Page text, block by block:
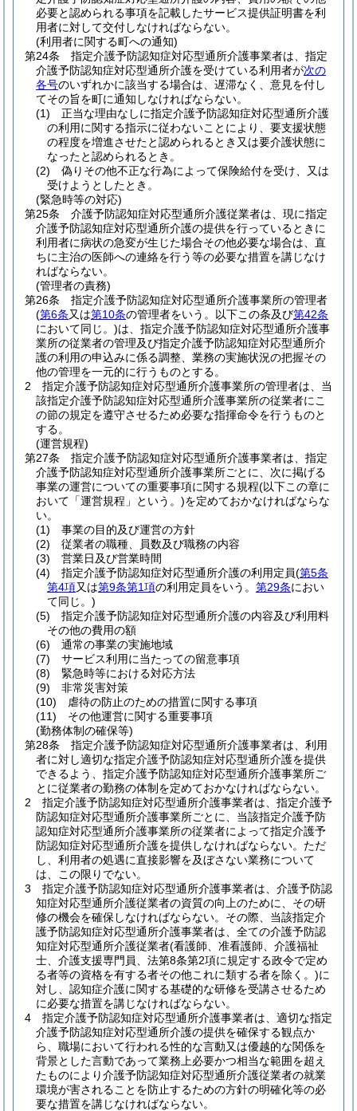
必要と認められる事項を記載したサービス提供証明書を利
用者に対して交付しなければならない。
(利用者に関する町への通知)
第24条
指定介護予防認知症対応型通所介護事業者は、指定
介護予防認知症対応型通所介護を受けている利用者が次の
各号のいずれかに該当する場合は、遅滞なく、意見を付し
てその旨を町に通知しなければならない。
(1)
正当な理由なしに指定介護予防認知症対応型通所介護
の利用に関する指示に従わないことにより、要支援状態
の程度を増進させたと認められるとき又は要介護状態に
なったと認められるとき。
(2)
偽りその他不正な行為によって保険給付を受け、又は
受けようとしたとき。
(緊急時等の対応)
第25条
介護予防認知症対応型通所介護従業者は、現に指定
介護予防認知症対応型通所介護の提供を行っているときに
利用者に病状の急変が生じた場合その他必要な場合は、直
ちに主治の医師への連絡を行う等の必要な措置を講じなけ
ればならない。
(管理者の責務)
第26条
指定介護予防認知症対応型通所介護事業所の管理者
(第6条又は第10条の管理者をいう。以下この条及び第42条
において同じ。)は、指定介護予防認知症対応型通所介護事
業所の従業者の管理及び指定介護予防認知症対応型通所介
護の利用の申込みに係る調整、業務の実施状況の把握その
他の管理を一元的に行うものとする。
2
指定介護予防認知症対応型通所介護事業所の管理者は、当
該指定介護予防認知症対応型通所介護事業所の従業者にこ
の節の規定を遵守させるため必要な指揮命令を行うものと
する。
(運営規程)
第27条
指定介護予防認知症対応型通所介護事業者は、指定
介護予防認知症対応型通所介護事業所ごとに、次に掲げる
事業の運営についての重要事項に関する規程(以下この章に
おいて「運営規程」という。)を定めておかなければならな
い。
(1)
事業の目的及び運営の方針
(2)
従業者の職種、員数及び職務の内容
(3)
営業日及び営業時間
(4)
指定介護予防認知症対応型通所介護の利用定員(第5条
第4項又は第9条第1項の利用定員をいう。 第29条におい
て同じ。)
(5)
指定介護予防認知症対応型通所介護の内容及び利用料
その他の費用の額
(6)
通常の事業の実施地域
(7)
サービス利用に当たっての留意事項
(8)
緊急時等における対応方法
(9)
非常災害対策
(10)
虐待の防止のための措置に関する事項
(11)
その他運営に関する重要事項
(勤務体制の確保等)
第28条
指定介護予防認知症対応型通所介護事業者は、利用
者に対し適切な指定介護予防認知症対応型通所介護を提供
できるよう、指定介護予防認知症対応型通所介護事業所ご
とに従業者の勤務の体制を定めておかなければならない。
2
指定介護予防認知症対応型通所介護事業者は、指定介護予
防認知症対応型通所介護事業所ごとに、当該指定介護予防
認知症対応型通所介護事業所の従業者によって指定介護予
防認知症対応型通所介護を提供しなければならない。 ただ
し、利用者の処遇に直接影響を及ぼさない業務について
は、この限りでない。
3
指定介護予防認知症対応型通所介護事業者は、介護予防認
知症対応型通所介護従業者の資質の向上のために、その研
修の機会を確保しなければならない。 その際、当該指定介
護予防認知症対応型通所介護事業者は、全ての介護予防認
知症対応型通所介護従業者(看護師、准看護師、介護福祉
士、介護支援専門員、法第8条第2項に規定する政令で定め
る者等の資格を有する者その他これに類する者を除く。)に
対し、認知症介護に関する基礎的な研修を受講させるため
に必要な措置を講じなければならない。
4
指定介護予防認知症対応型通所介護事業者は、適切な指定
介護予防認知症対応型通所介護の提供を確保する観点か
ら、職場において行われる性的な言動又は優越的な関係を
背景とした言動であって業務上必要かつ相当な範囲を超え
たものにより介護予防認知症対応型通所介護従業者の就業
環境が害されることを防止するための方針の明確化等の必
要な措置を講じなければならない。